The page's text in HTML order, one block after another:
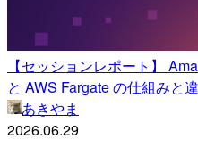
【セッションレポート】
と AWS Fargate の仕組みと
あきやま
2026.06.29